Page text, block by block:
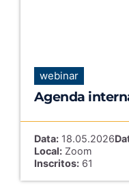
webinar
Agenda
Data:18.05.2026
Local:Zoom
Inscritos:61